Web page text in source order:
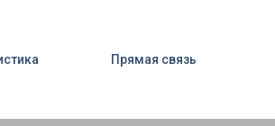
Прямая связь